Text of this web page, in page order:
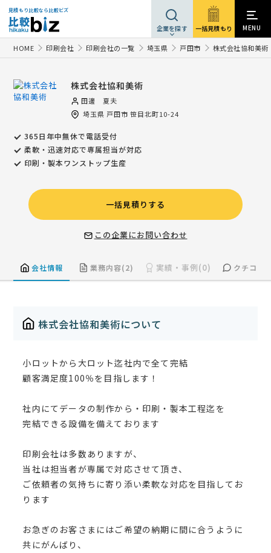
見積もり比較なら比較ビズ
企業を探す 一括見積もり MENU
HOME 印刷会社 印刷会社の一覧 埼玉県 戸田市 株式会社協和美術
株式会社協和美術
田邊 夏夫
埼玉県 戸田市 笹目北町10-24
365日年中無休で電話受付
柔軟・迅速対応で専属担当が対応
印刷・製本ワンストップ生産
一括見積りする
この企業にお問い合わせ
会社情報 業務内容(2) 実績・事例(0) クチコミ
株式会社協和美術について
小ロットから大ロット迄社内で全て完結
顧客満足度100％を目指します！
社内にてデータの制作から・印刷・製本工程迄を
完結できる設備を備えております
印刷会社は多数ありますが、
当社は担当者が専属で対応させて頂き、
ご依頼者の気持ちに寄り添い柔軟な対応を目指してお
ります
お急ぎのお客さまにはご希望の納期に間に合うように
共にがんばり、